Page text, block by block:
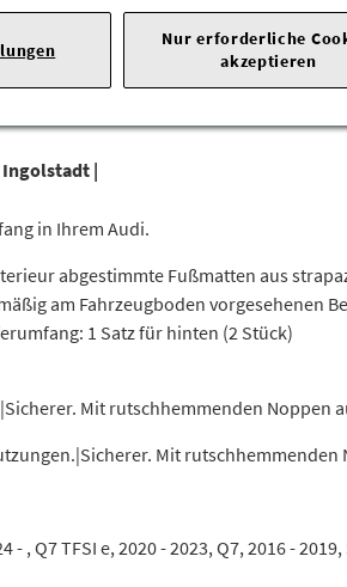
-
Ingolstadt |
in Ihrem Audi.
abgestimmte Fußmatten aus
am Fahrzeugboden vorgesehenen
1 Satz für hinten (2 Stück)
Mit rutschhemmenden
Mit
- , Q7 TFSI e, 2020 - 2023, Q7, 2016 -
Nur erforderliche
akzeptieren